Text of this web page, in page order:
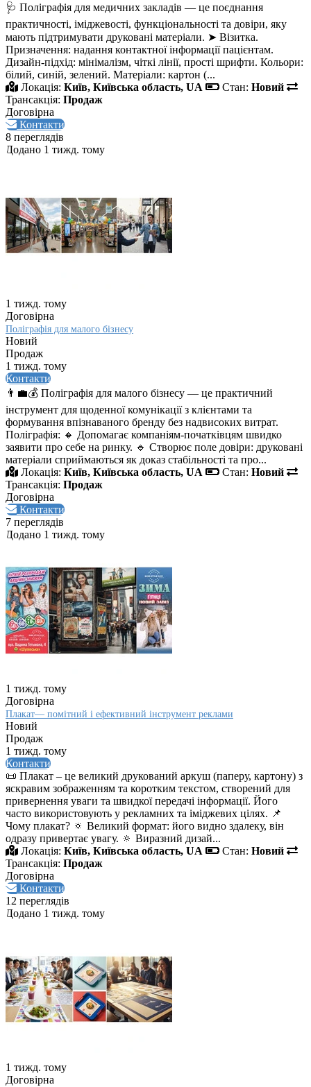
🩺 Поліграфія для медичних закладів — це поєднання
практичності, іміджевості, функціональності та довіри, яку
мають підтримувати друковані матеріали. ➤ Візитка.
Призначення: надання контактної інформації пацієнтам.
Дизайн‑підхід: мінімалізм, чіткі лінії, прості шрифти. Кольори:
білий, синій, зелений. Матеріали: картон (...
Локація: Київ, Київська область, UA Стан: Новий
Трансакція: Продаж
Договірна
Контакти
8 переглядів
Додано 1 тижд. тому
1 тижд. тому
Договірна
Поліграфія для малого бізнесу
Новий
Продаж
1 тижд. тому
Контакти
👨‍💼💰 Поліграфія для малого бізнесу — це практичний
інструмент для щоденної комунікації з клієнтами та
формування впізнаваного бренду без надвисоких витрат.
Поліграфія: 🔸 Допомагає компаніям-початківцям швидко
заявити про себе на ринку. 🔹 Створює поле довіри: друковані
матеріали сприймаються як доказ стабільності та про...
Локація: Київ, Київська область, UA Стан: Новий
Трансакція: Продаж
Договірна
Контакти
7 переглядів
Додано 1 тижд. тому
1 тижд. тому
Договірна
Плакат— помітний і ефективний інструмент реклами
Новий
Продаж
1 тижд. тому
Контакти
📜 Плакат – це великий друкований аркуш (паперу, картону) з
яскравим зображенням та коротким текстом, створений для
привернення уваги та швидкої передачі інформації. Його
часто використовують у рекламних та іміджевих цілях. 📌
Чому плакат? 🔅 Великий формат: його видно здалеку, він
одразу привертає увагу. 🔅 Виразний дизай...
Локація: Київ, Київська область, UA Стан: Новий
Трансакція: Продаж
Договірна
Контакти
12 переглядів
Додано 1 тижд. тому
1 тижд. тому
Договірна